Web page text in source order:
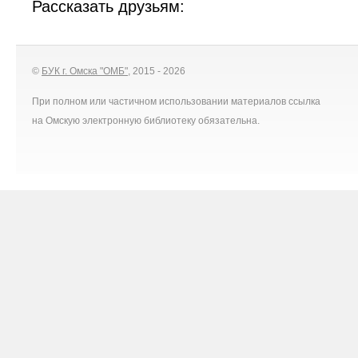
Рассказать друзьям:
© БУК г. Омска "ОМБ", 2015 - 2026
При полном или частичном использовании материалов ссылка
на Омскую электронную библиотеку обязательна.